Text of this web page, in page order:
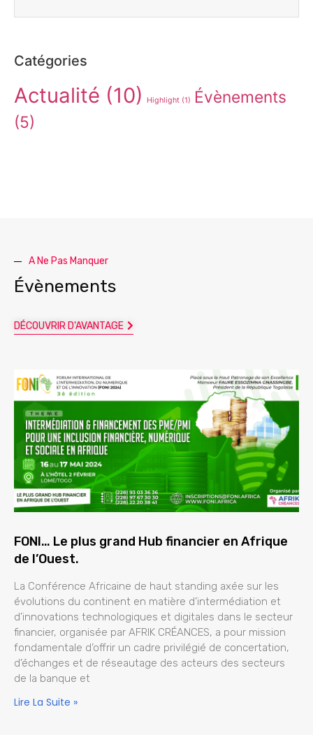
Catégories
Actualité (10) Highlight (1)
Évènements
(5)
A Ne Pas Manquer
Évènements
DÉCOUVRIR D'AVANTAGE
FONI… Le plus grand Hub financier en Afrique
de l’Ouest.
La Conférence Africaine de haut standing axée sur les
évolutions du continent en matière d’intermédiation et
d’innovations technologiques et digitales dans le secteur
financier, organisée par AFRIK CRÉANCES, a pour mission
fondamentale d’offrir un cadre privilégié de concertation,
d’échanges et de réseautage des acteurs des secteurs
de la banque et
Lire La Suite »